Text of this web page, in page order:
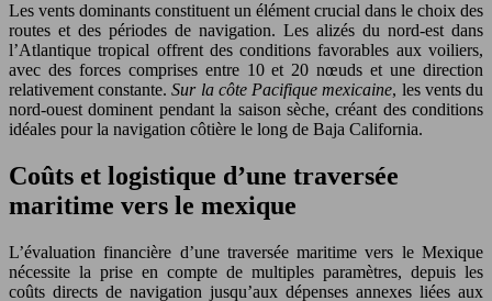
Les vents dominants constituent un élément crucial dans le choix des
routes et des périodes de navigation. Les alizés du nord-est dans
l’Atlantique tropical offrent des conditions favorables aux voiliers,
avec des forces comprises entre 10 et 20 nœuds et une direction
relativement constante.Sur la côte Pacifique mexicaine, les vents du
nord-ouest dominent pendant la saison sèche, créant des conditions
idéales pour la navigation côtière le long de Baja California.
Coûts et logistique d’une traversée
maritime vers le mexique
L’évaluation financière d’une traversée maritime vers le Mexique
nécessite la prise en compte de multiples paramètres, depuis les
coûts directs de navigation jusqu’aux dépenses annexes liées aux